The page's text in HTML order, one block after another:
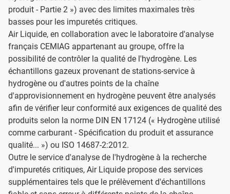
produit - Partie 2 ») avec des limites maximales très
basses pour les impuretés critiques.
Air Liquide, en collaboration avec le laboratoire d'analyse
français CEMIAG appartenant au groupe, offre la
possibilité de contrôler la qualité de l'hydrogène. Les
échantillons gazeux provenant de stations-service à
hydrogène ou d'autres points de la chaîne
d'approvisionnement en hydrogène peuvent être analysés
afin de vérifier leur conformité aux exigences de qualité des
produits selon la norme DIN EN 17124 (« Hydrogène utilisé
comme carburant - Spécification du produit et assurance
qualité... ») ou ISO 14687-2:2012.
Outre le service d'analyse de l'hydrogène à la recherche
d'impuretés critiques, Air Liquide propose des services
supplémentaires tels que le prélèvement d'échantillons